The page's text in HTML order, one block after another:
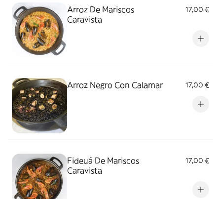
Arroz De Mariscos
Caravista
17,00 €
Arroz Negro Con Calamar 17,00 €
Fideuá De Mariscos
Caravista
17,00 €